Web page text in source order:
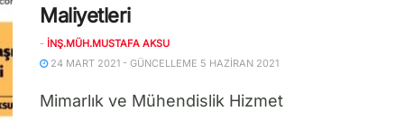
Maliyetleri
- İNŞ.MÜH.MUSTAFA AKSU
24 MART 2021 - GÜNCELLEME 5 HAZIRAN 2021
Mimarlık ve Mühendislik Hizmet